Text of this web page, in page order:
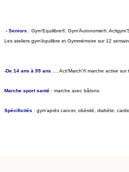
- Seniors : Gym’Equilibre®, Gym’Autonomie®,
Les ateliers gym'équilibre et Gymmémoire sur 12
-De 14 ans à 99 ans . Acti'March'® marche active sur
Marche sport santé: marche avec bâtons.
Spécificités : gym'après cancer, obésité, diabète,